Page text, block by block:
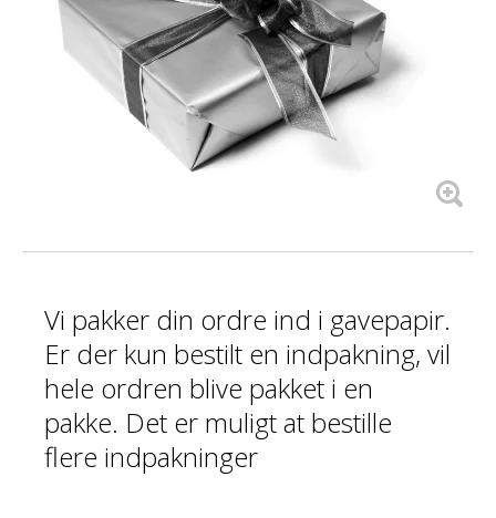
Vi pakker din ordre ind i gavepapir.
Er der kun bestilt en indpakning, vil
hele ordren blive pakket i en
pakke. Det er muligt at bestille
flere indpakninger